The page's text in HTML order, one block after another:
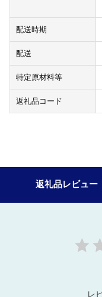
配送時期
配送
特定原材料等
返礼品コード
返礼品レビュー
レ